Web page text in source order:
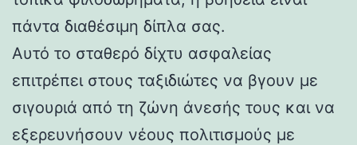
πάντα διαθέσιμη δίπλα σας.
Αυτό το σταθερό δίχτυ ασφαλείας
επιτρέπει στους ταξιδιώτες να βγουν με
σιγουριά από τη ζώνη άνεσής τους και να
εξερευνήσουν νέους πολιτισμούς με